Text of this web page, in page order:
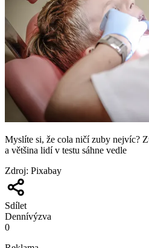
Myslíte si, že cola ničí zuby nejvíc?
a většina lidí v testu sáhne vedle
Zdroj: Pixabay
Sdílet
Dennívýzva
0